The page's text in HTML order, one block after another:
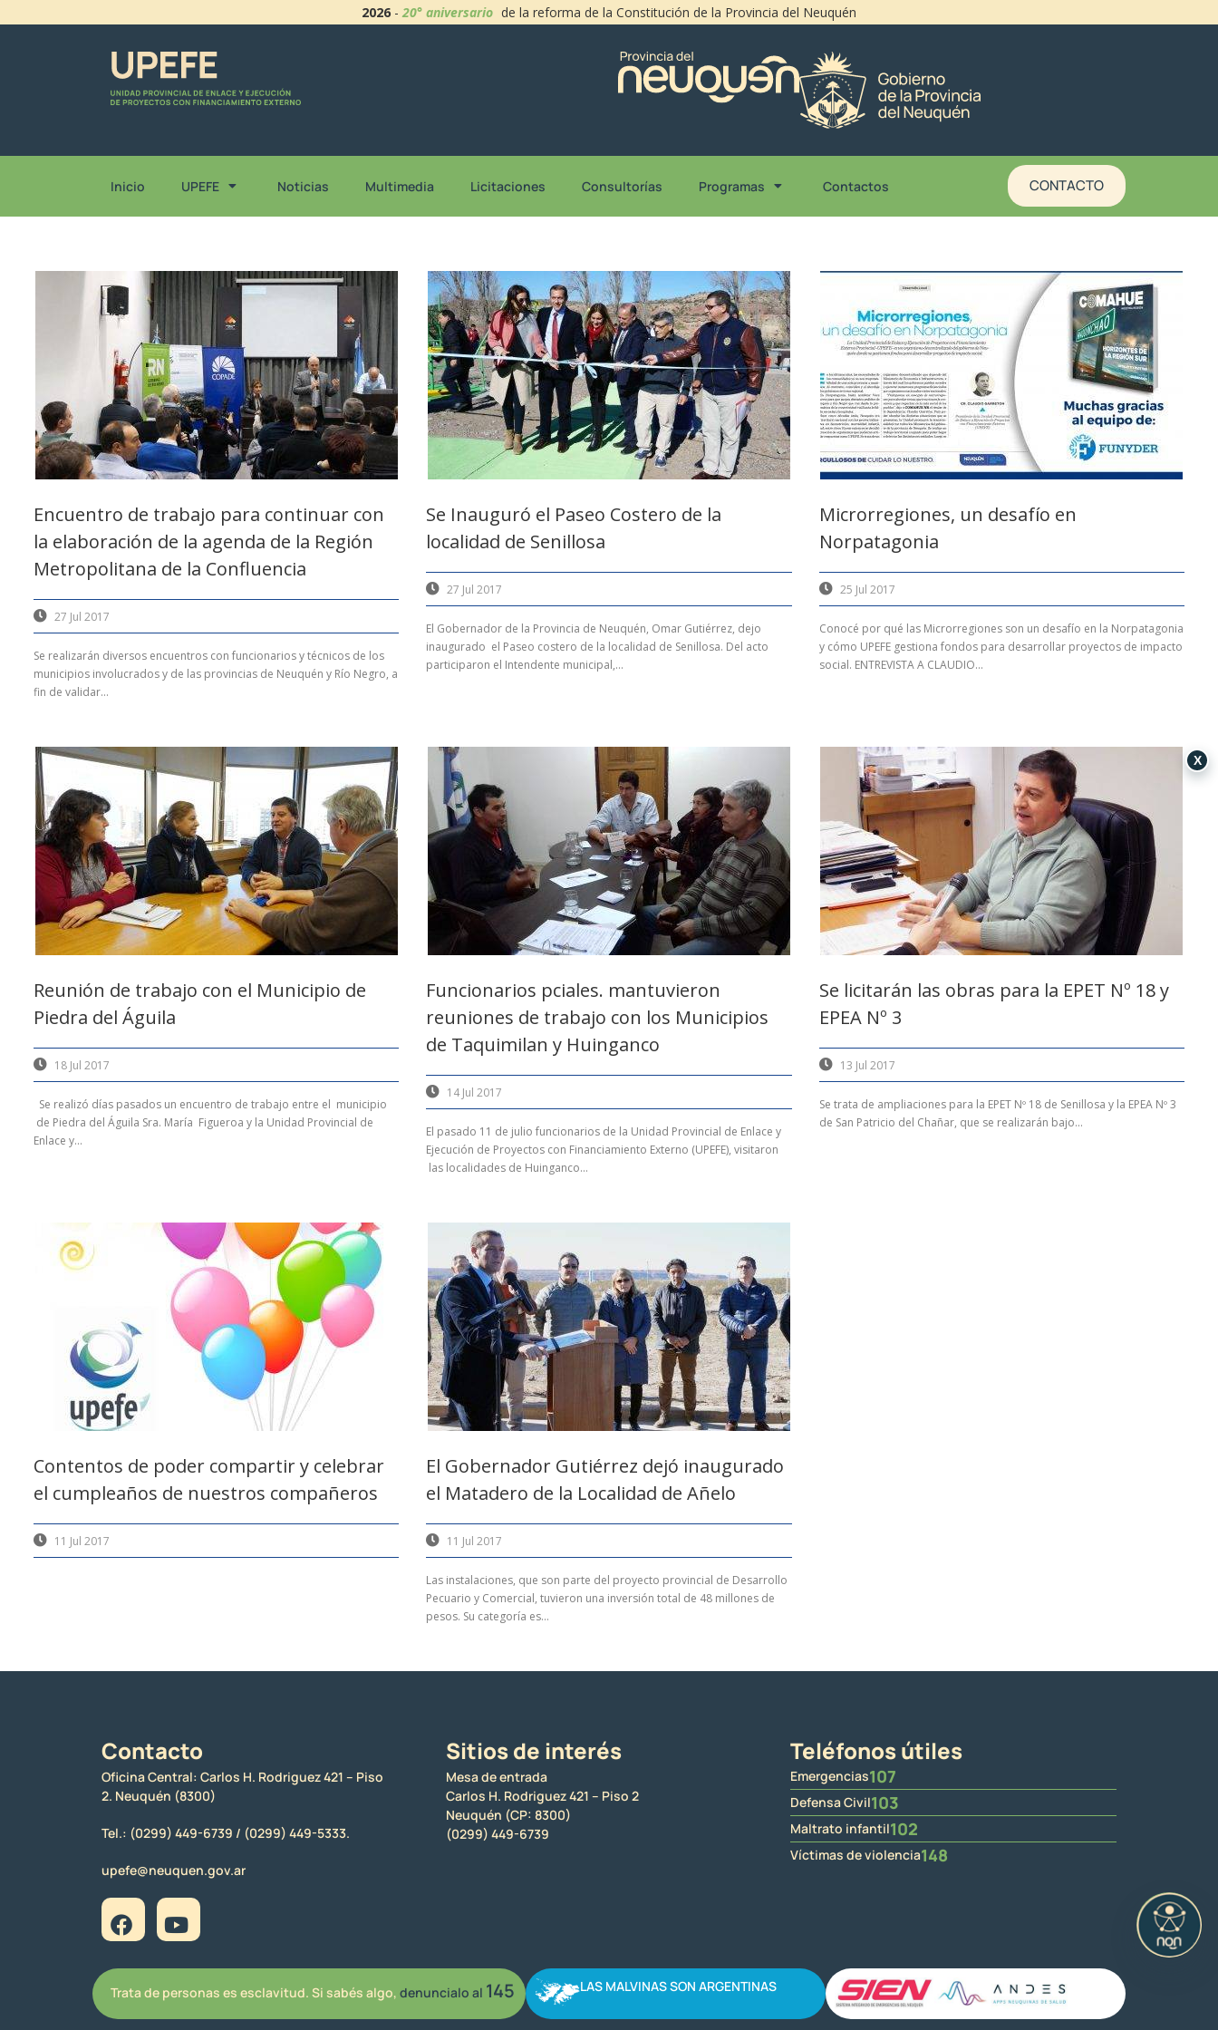
2026 -20° aniversario de la reforma de la Constitución de la Provincia del Neuquén
Inicio UPEFE Noticias Multimedia Licitaciones Consultorías Programas Contactos CONTACTO
Encuentro de trabajo para continuar con
la elaboración de la agenda de la Región
Metropolitana de la Confluencia
27 Jul 2017
Se realizarán diversos encuentros con funcionarios y técnicos de los
municipios involucrados y de las provincias de Neuquén y Río Negro, a
fin de validar...
Se Inauguró el Paseo Costero de la
localidad de Senillosa
27 Jul 2017
El Gobernador de la Provincia de Neuquén, Omar Gutiérrez, dejo
inaugurado el Paseo costero de la localidad de Senillosa. Del acto
participaron el Intendente municipal,...
Microrregiones, un desafío en
Norpatagonia
25 Jul 2017
Conocé por qué las Microrregiones son un desafío en la Norpatagonia
y cómo UPEFE gestiona fondos para desarrollar proyectos de impacto
social. ENTREVISTA A CLAUDIO...
Reunión de trabajo con el Municipio de
Piedra del Águila
18 Jul 2017
Se realizó días pasados un encuentro de trabajo entre el municipio
de Piedra del Águila Sra. María Figueroa y la Unidad Provincial de
Enlace y...
Funcionarios pciales. mantuvieron
reuniones de trabajo con los Municipios
de Taquimilan y Huinganco
14 Jul 2017
El pasado 11 de julio funcionarios de la Unidad Provincial de Enlace y
Ejecución de Proyectos con Financiamiento Externo (UPEFE), visitaron
las localidades de Huinganco...
Se licitarán las obras para la EPET Nº 18 y
EPEA Nº 3
13 Jul 2017
Se trata de ampliaciones para la EPET Nº 18 de Senillosa y la EPEA Nº 3
de San Patricio del Chañar, que se realizarán bajo...
Contentos de poder compartir y celebrar
el cumpleaños de nuestros compañeros
11 Jul 2017
El Gobernador Gutiérrez dejó inaugurado
el Matadero de la Localidad de Añelo
11 Jul 2017
Las instalaciones, que son parte del proyecto provincial de Desarrollo
Pecuario y Comercial, tuvieron una inversión total de 48 millones de
pesos. Su categoría es...
Contacto
Oficina Central: Carlos H. Rodriguez 421 – Piso
2. Neuquén (8300)
Tel.: (0299) 449-6739 / (0299) 449-5333.
upefe@neuquen.gov.ar
Sitios de interés
Mesa de entrada
Carlos H. Rodriguez 421 – Piso 2
Neuquén (CP: 8300)
(0299) 449-6739
Teléfonos útiles
Emergencias107
Defensa Civil103
Maltrato infantil102
Víctimas de violencia148
Trata de personas es esclavitud. Si sabés algo, denuncialo al 145 LAS MALVINAS SON ARGENTINAS
X